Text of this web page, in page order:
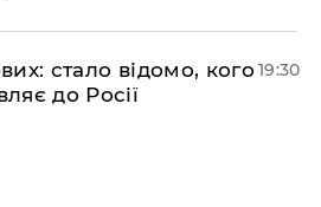
стало відомо, кого
до Росії
19:30